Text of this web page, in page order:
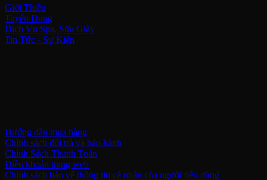
Giới Thiệu
Tuyển Dụng
Dịch Vụ Spa, Sửa Giày
Tin Tức - Sự Kiện
Hướng dẫn mua hàng
Chính sách đổi trả và bảo hành
Chính Sách Thanh Toán
Điều khoản trang web
Chính sách bảo vệ thông tin cá nhân của người tiêu dùng